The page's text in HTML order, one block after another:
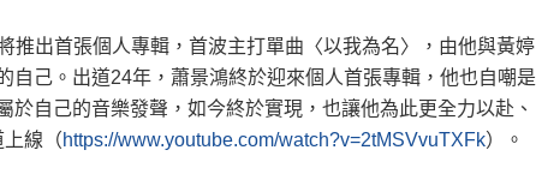
推出首張個人專輯，首波主打單曲〈以我為名〉，由他與黃婷
己。出道24年，蕭景鴻終於迎來個人首張專輯，他也自嘲是
於自己的音樂發聲，如今終於實現，也讓他為此更全力以赴、
線（https://www.youtube.com/watch?v=2tMSVvuTXFk）。